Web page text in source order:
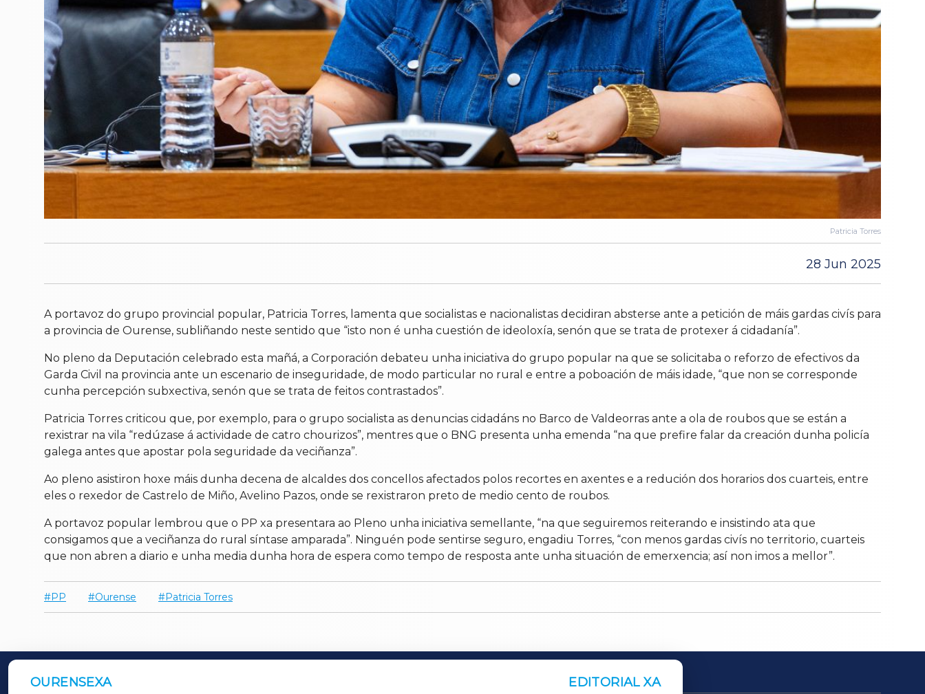
Patricia Torres
28 Jun 2025
A portavoz do grupo provincial popular, Patricia Torres, lamenta que socialistas e nacionalistas decidiran absterse ante a petición de máis gardas civís para
a provincia de Ourense, subliñando neste sentido que “isto non é unha cuestión de ideoloxía, senón que se trata de protexer á cidadanía”.
No pleno da Deputación celebrado esta mañá, a Corporación debateu unha iniciativa do grupo popular na que se solicitaba o reforzo de efectivos da
Garda Civil na provincia ante un escenario de inseguridade, de modo particular no rural e entre a poboación de máis idade, “que non se corresponde
cunha percepción subxectiva, senón que se trata de feitos contrastados”.
Patricia Torres criticou que, por exemplo, para o grupo socialista as denuncias cidadáns no Barco de Valdeorras ante a ola de roubos que se están a
rexistrar na vila “redúzase á actividade de catro chourizos”, mentres que o BNG presenta unha emenda “na que prefire falar da creación dunha policía
galega antes que apostar pola seguridade da veciñanza”.
Ao pleno asistiron hoxe máis dunha decena de alcaldes dos concellos afectados polos recortes en axentes e a redución dos horarios dos cuarteis, entre
eles o rexedor de Castrelo de Miño, Avelino Pazos, onde se rexistraron preto de medio cento de roubos.
A portavoz popular lembrou que o PP xa presentara ao Pleno unha iniciativa semellante, “na que seguiremos reiterando e insistindo ata que
consigamos que a veciñanza do rural síntase amparada”. Ninguén pode sentirse seguro, engadiu Torres, “con menos gardas civís no territorio, cuarteis
que non abren a diario e unha media dunha hora de espera como tempo de resposta ante unha situación de emerxencia; así non imos a mellor”.
PP Ourense Patricia Torres
OURENSEXA EDITORIAL XA
OUTROS PERIÓDICOS